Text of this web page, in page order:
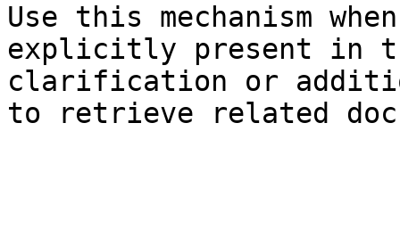
Use this mechanism
explicitly present in
clarification or